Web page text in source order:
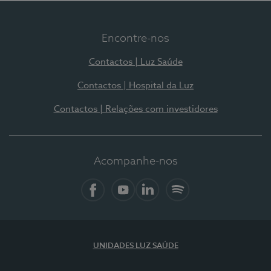
Encontre-nos
Contactos | Luz Saúde
Contactos | Hospital da Luz
Contactos | Relações com investidores
Acompanhe-nos
UNIDADES LUZ SAÚDE